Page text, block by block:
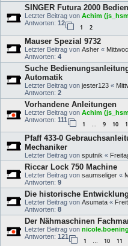
SINGER Futura 2000
Letzter Beitrag von Achim
Antworten: 12
1 2
Mauser Spezial 9732
Letzter Beitrag von Asher «
Antworten: 4
Suche
Automatik
Letzter Beitrag von jester123 «
Antworten: 2
Vorhandene Anleitungen
Letzter Beitrag von Achim
Antworten: 111
1 9 10
Pfaff 433-0
Mechaniker
Letzter Beitrag von sputnik «
Riccar Lock 750 Machine
Letzter Beitrag von saumseliger «
Antworten: 9
Die historische
Letzter Beitrag von Asumata «
Antworten: 8
Der Nähmaschinen
Letzter Beitrag von nicole.boening
Antworten: 121
1 … 10 11